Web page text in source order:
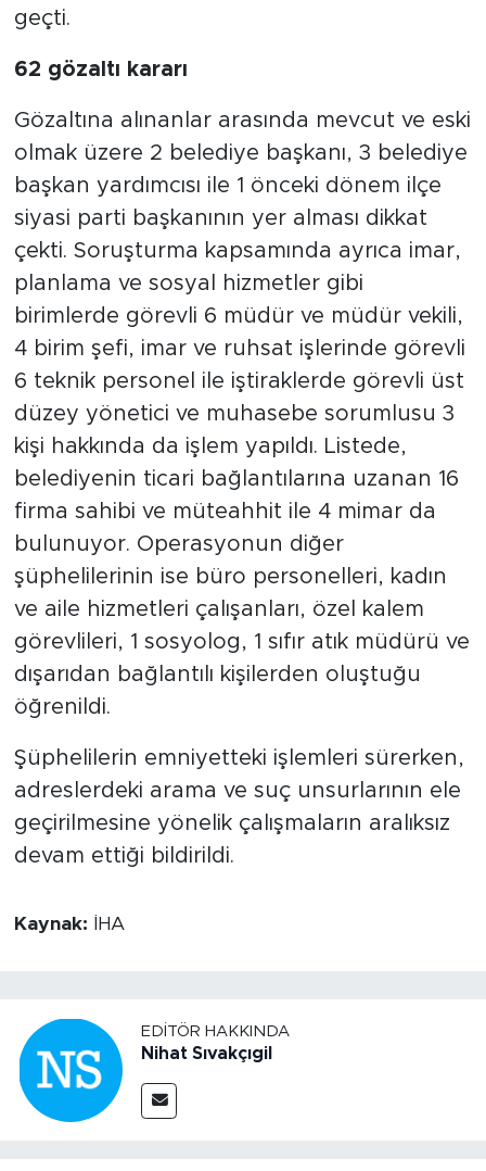
geçti.
62 gözaltı kararı
Gözaltına alınanlar arasında mevcut ve eski
olmak üzere 2 belediye başkanı, 3 belediye
başkan yardımcısı ile 1 önceki dönem ilçe
siyasi parti başkanının yer alması dikkat
çekti. Soruşturma kapsamında ayrıca imar,
planlama ve sosyal hizmetler gibi
birimlerde görevli 6 müdür ve müdür vekili,
4 birim şefi, imar ve ruhsat işlerinde görevli
6 teknik personel ile iştiraklerde görevli üst
düzey yönetici ve muhasebe sorumlusu 3
kişi hakkında da işlem yapıldı. Listede,
belediyenin ticari bağlantılarına uzanan 16
firma sahibi ve müteahhit ile 4 mimar da
bulunuyor. Operasyonun diğer
şüphelilerinin ise büro personelleri, kadın
ve aile hizmetleri çalışanları, özel kalem
görevlileri, 1 sosyolog, 1 sıfır atık müdürü ve
dışarıdan bağlantılı kişilerden oluştuğu
öğrenildi.
Şüphelilerin emniyetteki işlemleri sürerken,
adreslerdeki arama ve suç unsurlarının ele
geçirilmesine yönelik çalışmaların aralıksız
devam ettiği bildirildi.
Kaynak: İHA
EDITÖR HAKKINDA
Nihat Sıvakçıgil